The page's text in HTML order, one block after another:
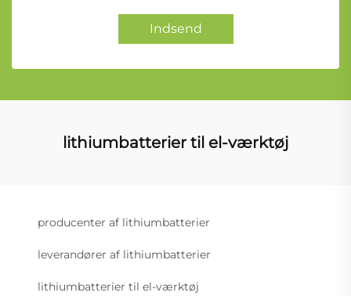
Indsend
lithiumbatterier til el-værktøj
producenter af lithiumbatterier
leverandører af lithiumbatterier
lithiumbatterier til el-værktøj